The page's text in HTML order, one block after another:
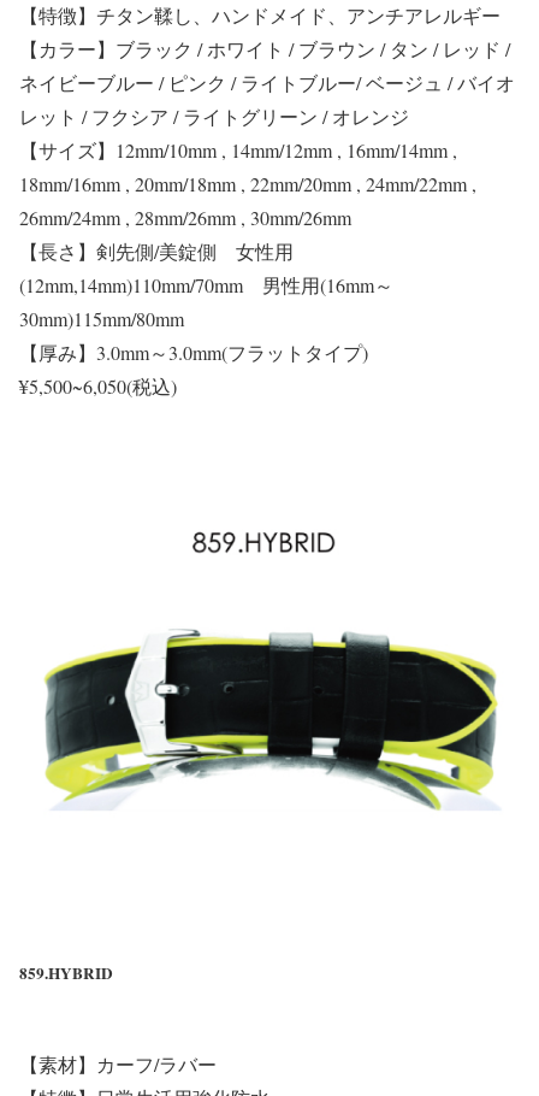
【特徴】チタン鞣し、ハンドメイド、アンチアレルギー
【カラー】ブラック / ホワイト / ブラウン / タン / レッド /
ネイビーブルー / ピンク / ライトブルー/ ベージュ / バイオ
レット / フクシア / ライトグリーン / オレンジ
【サイズ】12mm/10mm , 14mm/12mm , 16mm/14mm ,
18mm/16mm , 20mm/18mm , 22mm/20mm , 24mm/22mm ,
26mm/24mm , 28mm/26mm , 30mm/26mm
【長さ】剣先側/美錠側 女性用
(12mm,14mm)110mm/70mm 男性用(16mm～
30mm)115mm/80mm
【厚み】3.0mm～3.0mm(フラットタイプ)
¥5,500~6,050(税込)
859.HYBRID
【素材】カーフ/ラバー